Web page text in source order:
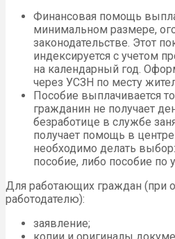
Финансовая помощь
минимальном размере,
законодательстве. Этот
индексируется с учетом
на календарный год.
через УСЗН по месту
Пособие выплачивается
гражданин не получает
безработице в службе
получает помощь в центре
необходимо делать
пособие, либо пособие по
Для работающих граждан (при
работодателю):
заявление;